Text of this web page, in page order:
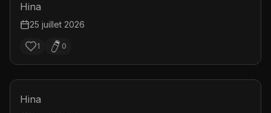
Hina
25 juillet 2026
1 0
Hina